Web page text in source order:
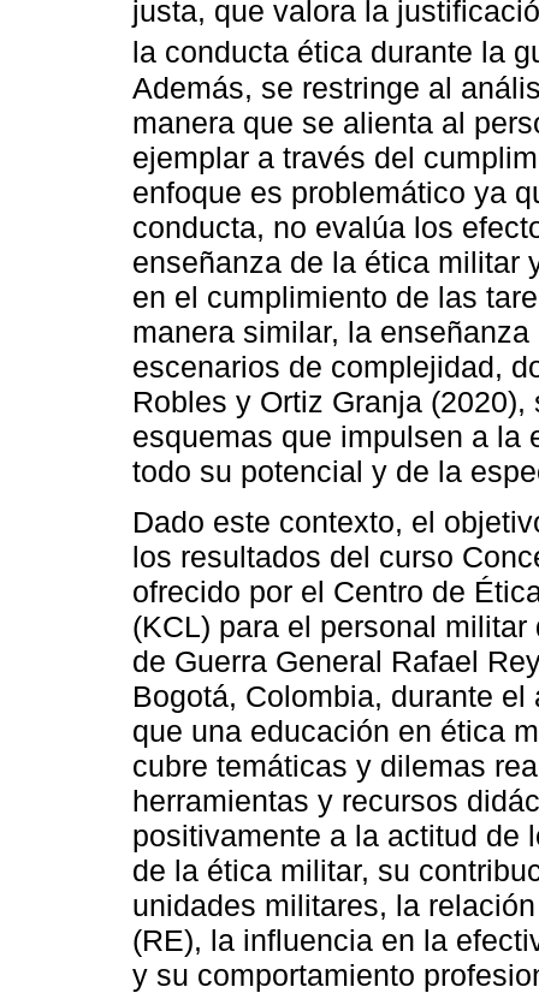
justa, que valora la
la conducta ética durante la
Además, se restringe al
manera que se alienta al
ejemplar a través del
enfoque es problemático ya
conducta, no evalúa los
enseñanza de la ética militar
en el cumplimiento de las
manera similar, la
escenarios de complejidad,
Robles y Ortiz Granja
esquemas que impulsen a la
todo su potencial y de la
Dado este contexto, el
los resultados del curso
ofrecido por el Centro de
(KCL) para el personal
de Guerra General Rafael
Bogotá, Colombia, durante
que una educación en ética
cubre temáticas y dilemas
herramientas y recursos
positivamente a la actitud de
de la ética militar, su
unidades militares, la
(RE), la influencia en la
y su comportamiento